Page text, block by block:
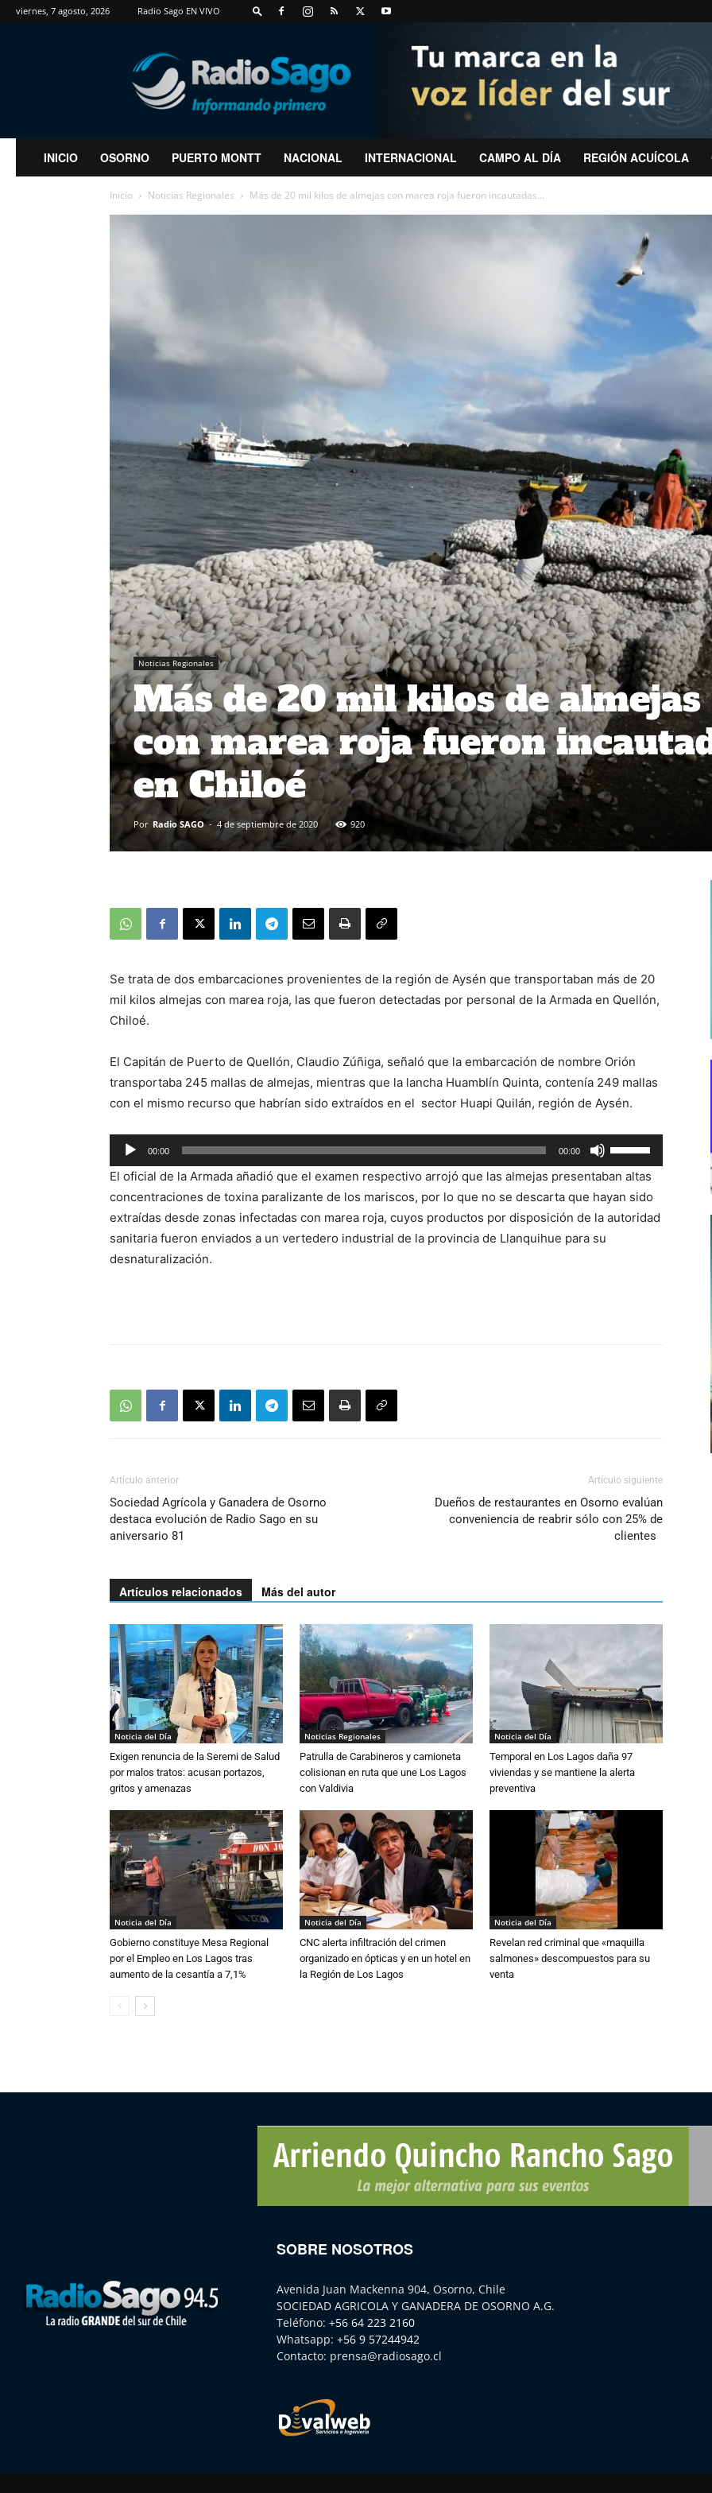
viernes, 7 agosto, 2026 Radio Sago EN VIVO
RadioSago
INICIO OSORNO PUERTO MONTT NACIONAL INTERNACIONAL CAMPO AL DÍA REGIÓN ACUÍCOLA
Inicio Noticias Regionales Más de 20 mil kilos de almejas con marea roja fueron incautadas...
Noticias Regionales
Más de 20 mil kilos de almejas
con marea roja fueron
en Chiloé
Por Radio SAGO - 4 de septiembre de 2020 920
Se trata de dos embarcaciones provenientes de la región de Aysén que transportaban más de 20
mil kilos almejas con marea roja, las que fueron detectadas por personal de la Armada en Quellón,
Chiloé.
El Capitán de Puerto de Quellón, Claudio Zúñiga, señaló que la embarcación de nombre Orión
transportaba 245 mallas de almejas, mientras que la lancha Huamblín Quinta, contenía 249 mallas
con el mismo recurso que habrían sido extraídos en el sector Huapi Quilán, región de Aysén.
Reproductor
de
audio
00:00 00:00
las
teclas
de
flecha
El oficial de la Armada añadió que el examen respectivo arrojó que las almejas presentaban altas
concentraciones de toxina paralizante de los mariscos, por lo que no se descarta que hayan sido
extraídas desde zonas infectadas con marea roja, cuyos productos por disposición de la autoridad
sanitaria fueron enviados a un vertedero industrial de la provincia de Llanquihue para su
desnaturalización.
Artículo anterior
Sociedad Agrícola y Ganadera de Osorno
destaca evolución de Radio Sago en su
aniversario 81
Artículo siguiente
Dueños de restaurantes en Osorno evalúan
conveniencia de reabrir sólo con 25% de
clientes
Artículos relacionados Más del autor
Noticia del Día
Exigen renuncia de la Seremi de Salud
por malos tratos: acusan portazos,
gritos y amenazas
Noticias Regionales
Patrulla de Carabineros y camioneta
colisionan en ruta que une Los Lagos
con Valdivia
Noticia del Día
Temporal en Los Lagos daña 97
viviendas y se mantiene la alerta
preventiva
Noticia del Día
Gobierno constituye Mesa Regional
por el Empleo en Los Lagos tras
aumento de la cesantía a 7,1%
Noticia del Día
CNC alerta infiltración del crimen
organizado en ópticas y en un hotel en
la Región de Los Lagos
Noticia del Día
Revelan red criminal que «maquilla
salmones» descompuestos para su
venta
SOBRE NOSOTROS
Avenida Juan Mackenna 904, Osorno, Chile
SOCIEDAD AGRICOLA Y GANADERA DE OSORNO A.G.
Teléfono: +56 64 223 2160
Whatsapp: +56 9 57244942
Contacto: prensa@radiosago.cl